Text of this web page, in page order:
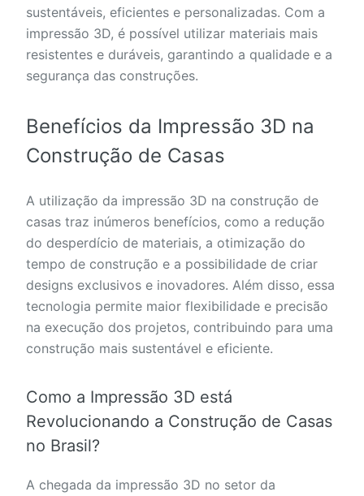
sustentáveis, eficientes e personalizadas. Com a
impressão 3D, é possível utilizar materiais mais
resistentes e duráveis, garantindo a qualidade e a
segurança das construções.
Benefícios da Impressão 3D na
Construção de Casas
A utilização da impressão 3D na construção de
casas traz inúmeros benefícios, como a redução
do desperdício de materiais, a otimização do
tempo de construção e a possibilidade de criar
designs exclusivos e inovadores. Além disso, essa
tecnologia permite maior flexibilidade e precisão
na execução dos projetos, contribuindo para uma
construção mais sustentável e eficiente.
Como a Impressão 3D está
Revolucionando a Construção de Casas
no Brasil?
A chegada da impressão 3D no setor da